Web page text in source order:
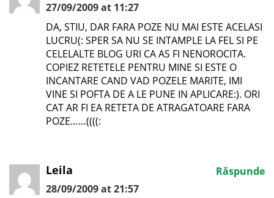
27/09/2009 at 11:27
DA, STIU, DAR FARA POZE NU MAI ESTE ACELASI
LUCRU(: SPER SA NU SE INTAMPLE LA FEL SI PE
CELELALTE BLOG URI CA AS FI NENOROCITA.
COPIEZ RETETELE PENTRU MINE SI ESTE O
INCANTARE CAND VAD POZELE MARITE, IMI
VINE SI POFTA DE A LE PUNE IN APLICARE:). ORI
CAT AR FI EA RETETA DE ATRAGATOARE FARA
POZE……((((:
Leila
28/09/2009 at 21:57
Răspunde